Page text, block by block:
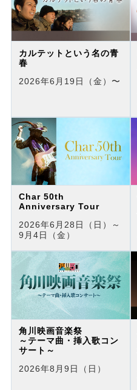
カルテットという名の青
春
2026年6月19日（金）〜
Char 50th
Anniversary Tour
2026年6月28日（日）～
9月4日（金）
角川映画音楽祭
～テーマ曲・挿入歌コン
サート～
2026年8月9日（日）